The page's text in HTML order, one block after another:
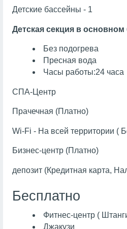
Детские бассейны - 1
Детская секция в основном
Без подогрева
Пресная вода
Часы работы:24 часа
СПА-Центр
Прачечная (Платно)
Wi-Fi - На всей территории (
Бизнес-центр (Платно)
депозит (Кредитная карта,
Бесплатно
Фитнес-центр (
Джакузи